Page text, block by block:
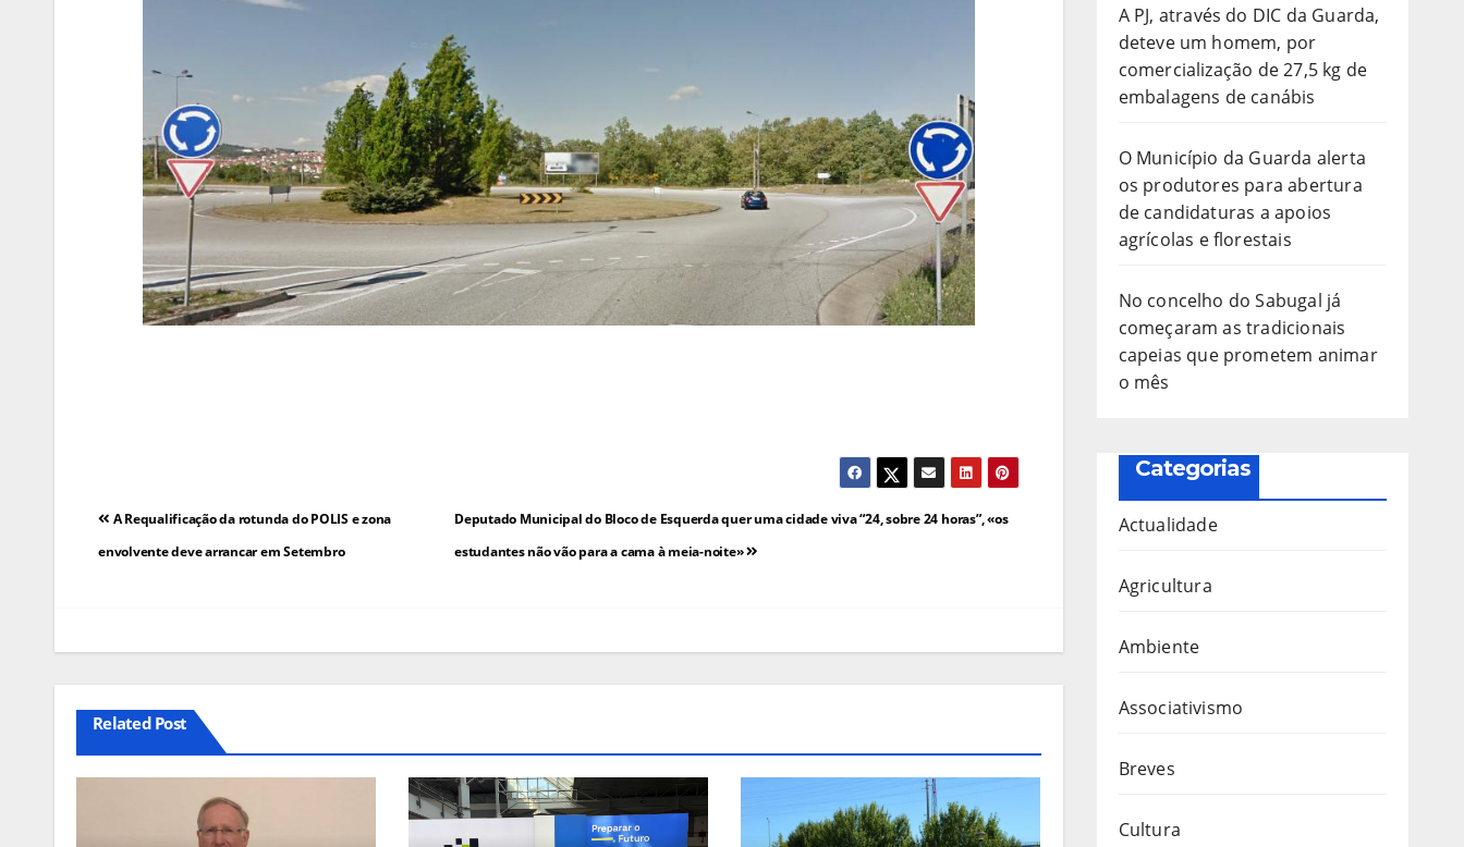
Navegação
de
Deputado Municipal do Bloco de Esquerda quer uma cidade viva “24, sobre 24 horas”, «os
estudantes não vão para a cama à meia-noite»
A Requalificação da rotunda do POLIS e zona
envolvente deve arrancar em Setembro
Related Post
A PJ, através do DIC da Guarda,
deteve um homem, por
comercialização de 27,5 kg de
embalagens de canábis
O Município da Guarda alerta
os produtores para abertura
de candidaturas a apoios
agrícolas e florestais
No concelho do Sabugal já
começaram as tradicionais
capeias que prometem animar
o mês
Categorias
Actualidade
Agricultura
Ambiente
Associativismo
Breves
Cultura